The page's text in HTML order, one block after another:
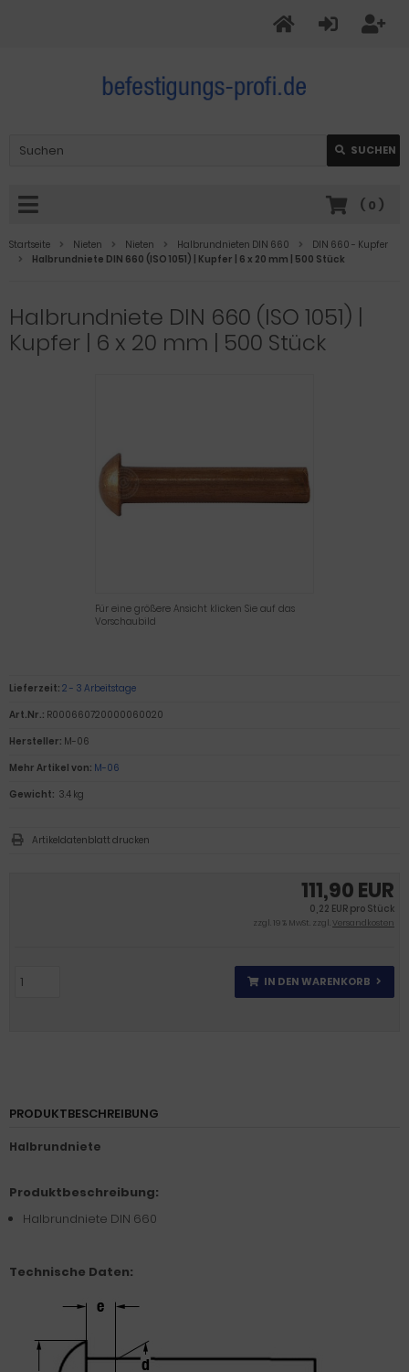
SUCHEN
( 0 )
Startseite Nieten Nieten Halbrundnieten DIN 660
DIN 660 - Kupfer
Halbrundniete DIN 660 (ISO 1051) | Kupfer | 6 x 20 mm | 500 Stück
Halbrundniete DIN 660 (ISO 1051) |
Kupfer | 6 x 20 mm | 500 Stück
Für eine größere Ansicht klicken Sie auf das
Vorschaubild
111,90 EUR
0,22 EUR pro Stück
zzgl. 19 % MwSt. zzgl.Versandkosten
IN DEN WARENKORB
Lieferzeit: 2 - 3 Arbeitstage
Art.Nr.: R000660720000060020
Hersteller: M-06
Mehr Artikel von: M-06
Gewicht: 3.4 kg
Artikeldatenblatt drucken
PRODUKTBESCHREIBUNG
Halbrundniete
Produktbeschreibung:
Halbrundniete DIN 660
Technische Daten: